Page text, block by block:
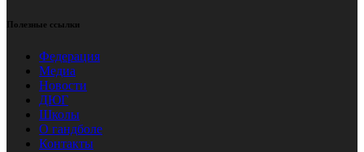
Полезные ссылки
Федерация
Медиа
Новости
ДЮГ
Школы
О гандболе
Контакты